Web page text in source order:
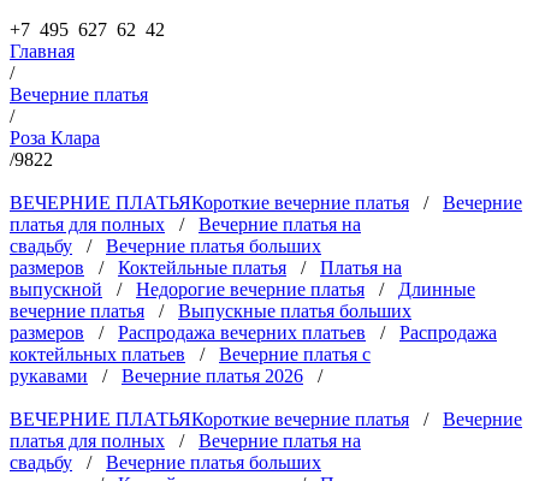
+7 495 627 62 42
Главная
/
Вечерние платья
/
Роза Клара
/9822
ВЕЧЕРНИЕ ПЛАТЬЯКороткие вечерние платья / Вечерние
платья для полных / Вечерние платья на
свадьбу / Вечерние платья больших
размеров / Коктейльные платья / Платья на
выпускной / Недорогие вечерние платья / Длинные
вечерние платья / Выпускные платья больших
размеров / Распродажа вечерних платьев / Распродажа
коктейльных платьев / Вечерние платья с
рукавами / Вечерние платья 2026 /
ВЕЧЕРНИЕ ПЛАТЬЯКороткие вечерние платья / Вечерние
платья для полных / Вечерние платья на
свадьбу / Вечерние платья больших